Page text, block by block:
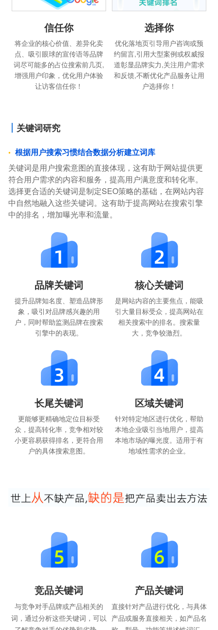
信任你
将企业的核心价值、差异化卖
点、吸引眼球的宣传语等品牌
词尽可能多的占位搜索前几页,
增强用户印象，优化用户体验
让访客信任你！
选择你
优化落地页引导用户咨询或预
约留言,引用大型案例或权威报
道彰显品牌实力,关注用户需求
和反馈,不断优化产品服务让用
户选择你！
关键词研究
根据用户搜索习惯结合数据分析建立词库
关键词是用户搜索意图的直接体现，这有助于网站提供更
符合用户需求的内容和服务，提高用户满意度和转化率。
选择更合适的关键词是制定SEO策略的基础，在网站内容
中自然地融入这些关键词。这有助于提高网站在搜索引擎
中的排名，增加曝光率和流量。
品牌关键词
提升品牌知名度、塑造品牌形
象，吸引对品牌感兴趣的用
户，同时帮助监测品牌在搜索
引擎中的表现。
核心关键词
是网站内容的主要焦点，能吸
引大量目标受众，提高网站在
相关搜索中的排名。搜索量
大，竞争较激烈。
长尾关键词
更能够更精确地定位目标受
众，提高转化率，竞争相对较
小更容易获得排名，更符合用
户的具体搜索意图。
区域关键词
针对特定地区进行优化，帮助
本地企业吸引当地用户，提高
本地市场的曝光度。适用于有
地域性需求的企业。
竞品关键词
与竞争对手品牌或产品相关的
词，通过分析这些关键词，可以
产品关键词
直接针对产品进行优化，与具体
产品或服务直接相关，如产品名